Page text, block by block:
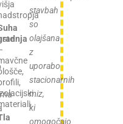
stavbah
so
olajšana
z
uporabo
stacionarnih
miz,
ki
omogočajo